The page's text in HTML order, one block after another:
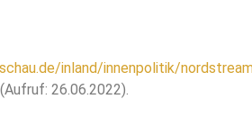
inland/innenpolitik/
(Aufruf: 26.06.2022).